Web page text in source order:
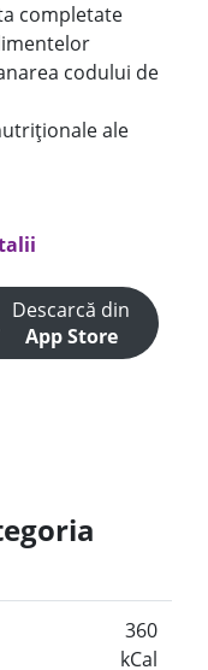
completate
codului de
ale
Descarcă din
App Store
360
kCal